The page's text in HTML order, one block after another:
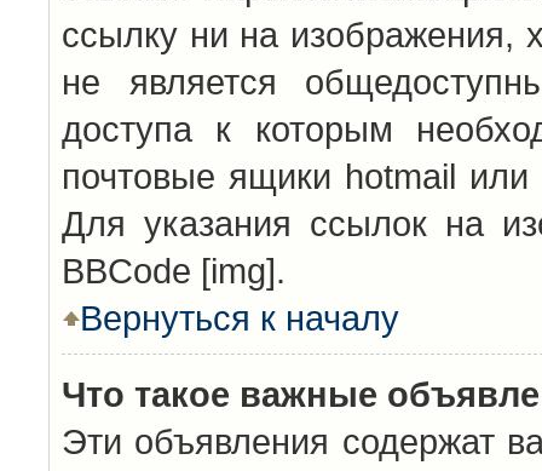
ссылку ни на
не является
доступа к которым
почтовые ящики hotmail
Для указания ссылок на
BBCode [img].
Вернуться к началу
Что такое важные
Эти объявления содержат